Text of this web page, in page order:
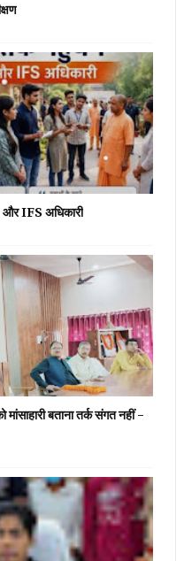
IFS अधिकारी
बताना तर्क संगत नहीं -